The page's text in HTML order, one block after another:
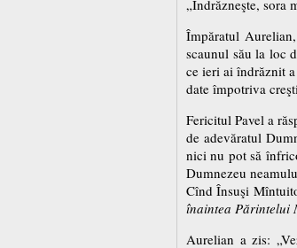
„Îndrăzneşte, sora
Împăratul
scaunul său la loc
ce ieri ai îndrăznit
date împotriva
Fericitul Pavel a
de adevăratul
nici nu pot să
Dumnezeu
Cînd Însuşi
înaintea Părintelui
Aurelian a zis: